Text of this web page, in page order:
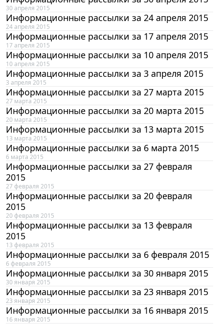
30 апреля 2015
Информационные рассылки за 24 апреля 2015
24 апреля 2015
Информационные рассылки за 17 апреля 2015
17 апреля 2015
Информационные рассылки за 10 апреля 2015
10 апреля 2015
Информационные рассылки за 3 апреля 2015
3 апреля 2015
Информационные рассылки за 27 марта 2015
27 марта 2015
Информационные рассылки за 20 марта 2015
20 марта 2015
Информационные рассылки за 13 марта 2015
13 марта 2015
Информационные рассылки за 6 марта 2015
6 марта 2015
Информационные рассылки за 27 февраля
2015
27 февраля 2015
Информационные рассылки за 20 февраля
2015
20 февраля 2015
Информационные рассылки за 13 февраля
2015
13 февраля 2015
Информационные рассылки за 6 февраля 2015
6 февраля 2015
Информационные рассылки за 30 января 2015
30 января 2015
Информационные рассылки за 23 января 2015
23 января 2015
Информационные рассылки за 16 января 2015
16 января 2015